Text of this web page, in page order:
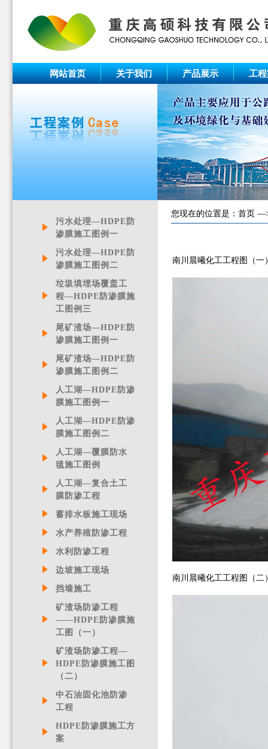
网站首页 关于我们 产品展示 工
污水处理—HDPE防
渗膜施工图例一
污水处理—HDPE防
渗膜施工图例二
垃圾填埋场覆盖工
程—HDPE防渗膜施
工图例三
尾矿渣场—HDPE防
渗膜施工图例一
尾矿渣场—HDPE防
渗膜施工图例二
人工湖—HDPE防渗
膜施工图例一
人工湖—HDPE防渗
膜施工图例二
人工湖—覆膜防水
毯施工图例
人工湖—复合土工
膜防渗工程
蓄排水板施工现场
水产养殖防渗工程
水利防渗工程
边坡施工现场
挡墙施工
矿渣场防渗工程
——HDPE防渗膜施
工图（一）
矿渣场防渗工程—
HDPE防渗膜施工图
（二）
中石油固化池防渗
工程
HDPE防渗膜施工方
案
您现在的位置是： 首页
南川晨曦化工工程图（一
南川晨曦化工工程图（二